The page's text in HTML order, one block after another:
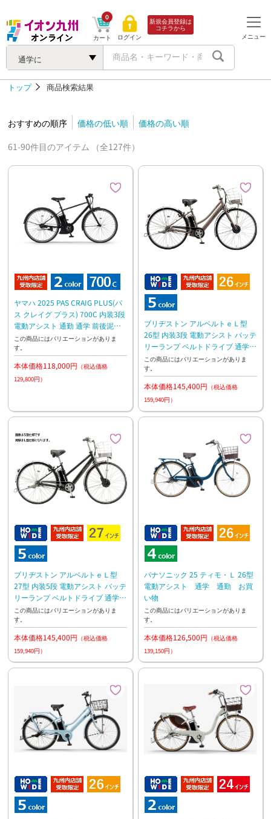
通学に
カート
0
ログイン
新規会員登録は
コチラから
メニュー
トップ 商品検索結果
おすすめの順序 価格の低い順
価格の高い順
61-90件目のアイテム （全127件）
ヤマハ 2025 PAS CRAIG PLUS(パ
ス クレイグ プラス) 700C 内装3段
電動アシスト 通勤 通学 前後泥よ
け付き
この商品にはバリエーションがありま
す。
本体価格118,000円 （税込価格
129,800円）
ブリヂストン アルベルトｅＬ型
26型 内装3段 電動アシスト バッテ
リーランプ ベルトドライブ 通学
通勤
この商品にはバリエーションがありま
す。
本体価格145,400円 （税込価格
159,940円）
ブリヂストン アルベルトｅＬ型
27型 内装5段 電動アシスト バッテ
リーランプ ベルトドライブ 通学
通勤
この商品にはバリエーションがありま
す。
本体価格145,400円 （税込価格
159,940円）
パナソニック 25 ティモ・Ｌ 26型
電動アシスト 通学 通勤 お買
い物
この商品にはバリエーションがありま
す。
本体価格126,500円 （税込価格
139,150円）